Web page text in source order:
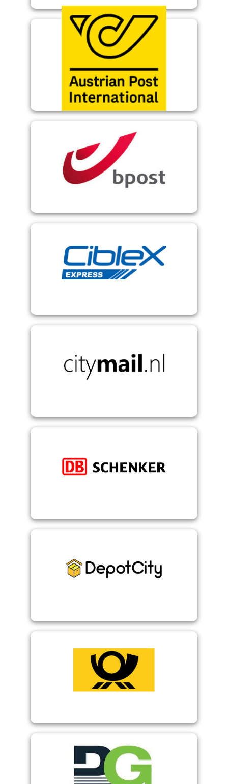
Austrian Post - Ein Tochterunternehmen der
Österreichischen Post AG
BPost - Belgisch nationaler Postdienst
CibleX - Französischer Versanddienstleister
Citymail NL
weltweite Luft- und Seefracht, sowie
umfassende Logistiklösungen.
DepotCity
Internetmarke
Kilo Tarif
DV Freimachung
DG Transporte